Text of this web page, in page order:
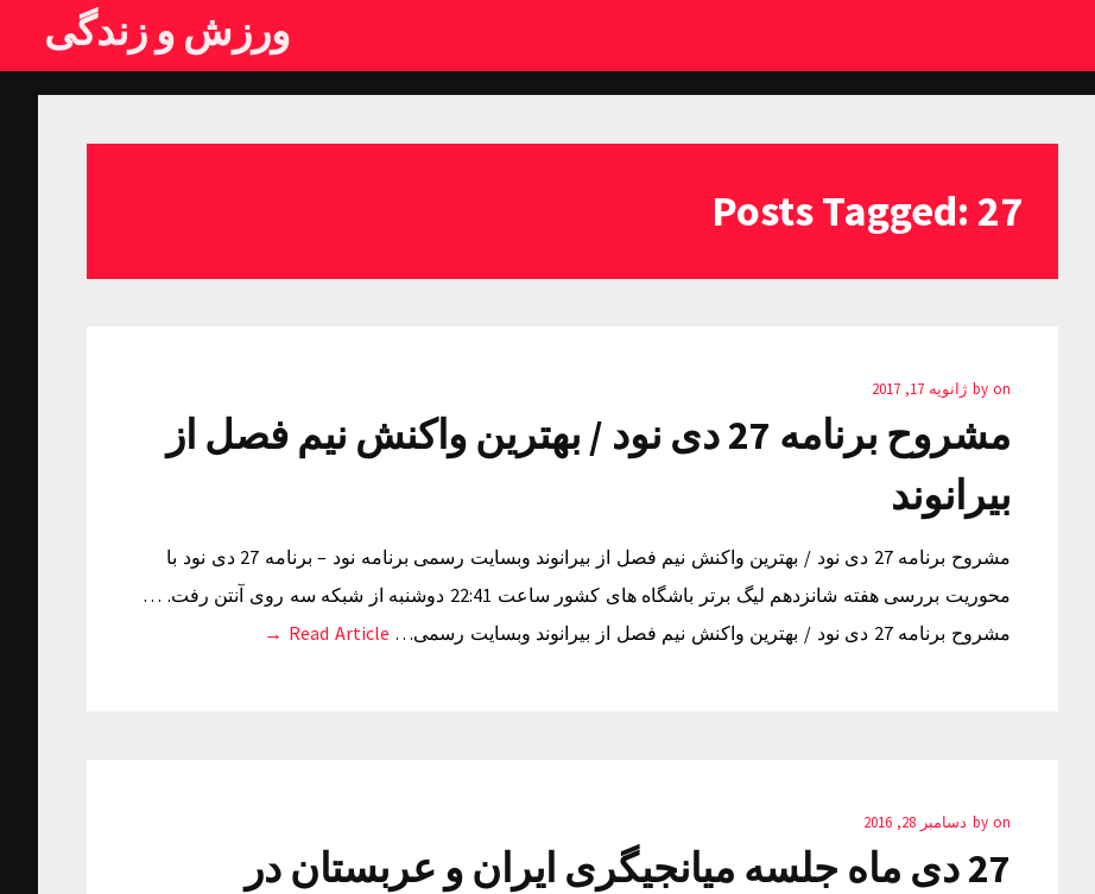
ورزش و زندگی
Posts Tagged: 27
by on ژانویه 17, 2017
مشروح برنامه 27 دی نود / بهترین واکنش نیم فصل از
بیرانوند
مشروح برنامه 27 دی نود / بهترین واکنش نیم فصل از بیرانوند وبسایت رسمی برنامه نود – برنامه 27 دی نود با
محوریت بررسی هفته شانزدهم لیگ برتر باشگاه های کشور ساعت 22:41 دوشنبه از شبکه سه روی آنتن رفت. …
مشروح برنامه 27 دی نود / بهترین واکنش نیم فصل از بیرانوند وبسایت رسمی…
Read Article →
by on دسامبر 28, 2016
27 دی ماه جلسه میانجیگری ایران و عربستان در